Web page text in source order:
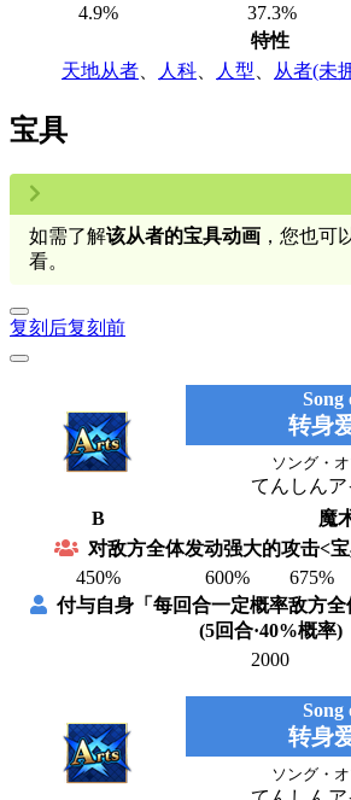
4.9%
37.3%
特性
天地从者
人科 人型 从者(未
宝具
如需了解该从者的宝具动画 ，您也可
看。
复刻后复刻前
Song
转身
ソング・
てんしん
B
魔
对敌方全体发动强大的攻击<
450%
600% 675%
付与自身「每回合一定概率敌方
(5回合·40%概率)
2000
Song
转身
ソング・